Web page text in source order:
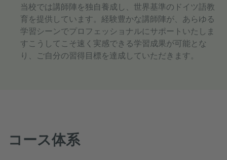
当校では講師陣を独自養成し、世界基準のドイツ語教
育を提供しています。経験豊かな講師陣が、あらゆる
学習シーンでプロフェッショナルにサポートいたしま
すこうしてこそ速く実感できる学習成果が可能とな
り、ご自分の習得目標を達成していただきます。
コース体系